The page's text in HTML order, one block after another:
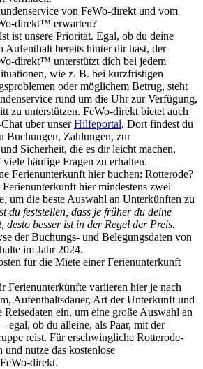
von FeWo-direkt und vom
direkt™ erwarten?
ist unsere Priorität. Egal, ob du deine
Aufenthalt bereits hinter dir hast, der
direkt™ unterstützt dich bei jedem
wie z. B. bei kurzfristigen
oder möglichem Betrug, steht
rund um die Uhr zur Verfügung,
zu unterstützen. FeWo-direkt bietet auch
über unserHilfeportal. Dort findest du
Buchungen, Zahlungen, zur
Sicherheit, die es dir leicht machen,
häufige Fragen zu erhalten.
Ferienunterkunft hier buchen: Rotterode?
hier mindestens zwei
um die beste Auswahl an Unterkünften zu
du feststellen, dass je früher du deine
desto besser ist in der Regel der Preis.
der Buchungs- und Belegungsdaten von
im Jahr 2024.
für die Miete einer Ferienunterkunft
Ferienunterkünfte variieren hier je nach
Aufenthaltsdauer, Art der Unterkunft und
ein, um eine große Auswahl an
egal, ob du alleine, als Paar, mit der
reist. Für erschwingliche Rotterode-
und nutze das kostenlose
direkt.